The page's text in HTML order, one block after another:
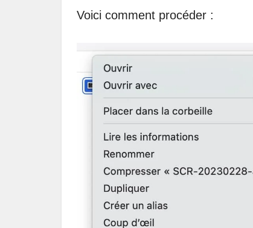
Voici comment procéder :